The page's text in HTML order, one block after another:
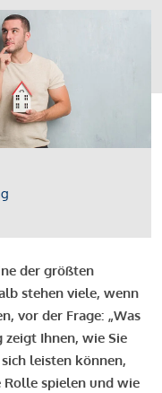
der größten
stehen viele, wenn
vor der Frage: „Was
zeigt Ihnen, wie Sie
leisten können,
spielen und wie